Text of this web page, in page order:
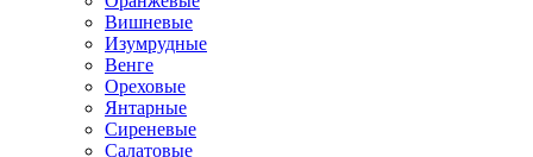
Вишневые
Изумрудные
Венге
Ореховые
Янтарные
Сиреневые
Салатовые